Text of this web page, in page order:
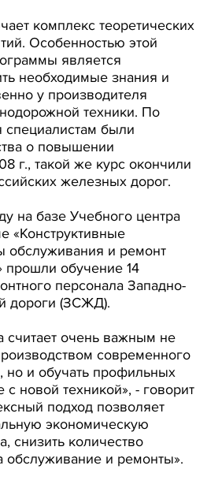
комплекс теоретических
Особенностью этой
является
необходимые знания и
у производителя
техники. По
специалистам были
о повышении
г., такой же курс окончили
железных дорог.
на базе Учебного центра
«Конструктивные
обслуживания и ремонт
прошли обучение 14
персонала Западно-
дороги (ЗСЖД).
считает очень важным не
современного
но и обучать профильных
с новой техникой», - говорит
подход позволяет
экономическую
снизить количество
обслуживание и ремонты».